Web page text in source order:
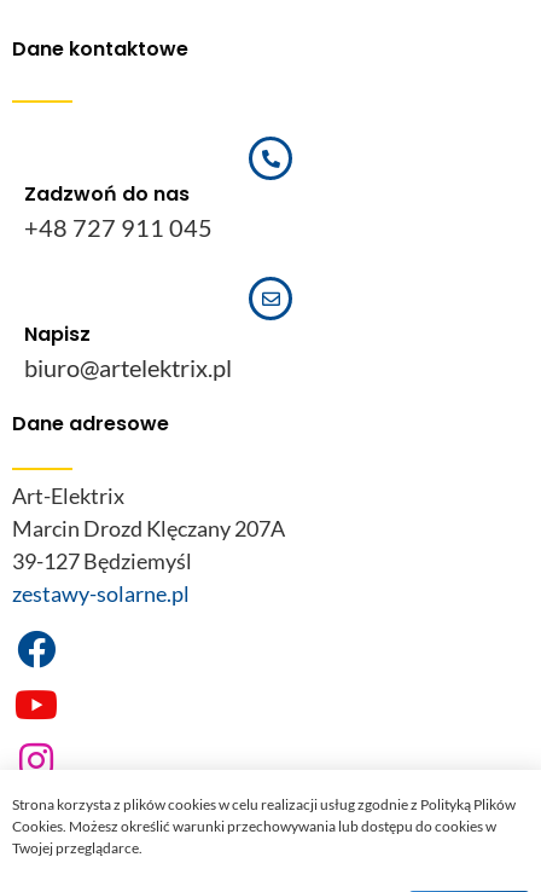
Dane kontaktowe
Zadzwoń do nas
+48 727 911 045
Napisz
biuro@artelektrix.pl
Dane adresowe
Art-Elektrix
Marcin Drozd Klęczany 207A
39-127 Będziemyśl
zestawy-solarne.pl
Strona korzysta z plików cookies w celu realizacji usług zgodnie z Polityką Plików
Cookies. Możesz określić warunki przechowywania lub dostępu do cookies w
Twojej przeglądarce.